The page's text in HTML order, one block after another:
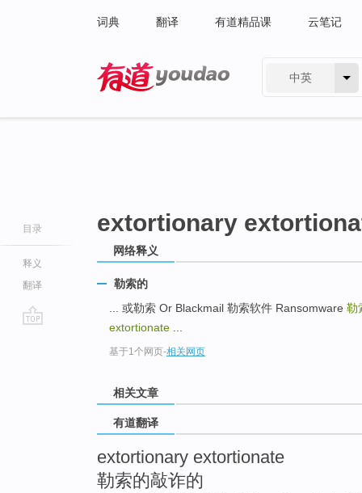
词典 翻译 有道精品课 云笔记
中英
目录
释义
翻译
extortionary
网络释义
勒索的
... 或勒索 Or Blackmail 勒索软件 Ransomware 勒
extortionate
基于1个网页-相关网页
相关文章
有道翻译
extortionary extortionate
勒索的敲诈的